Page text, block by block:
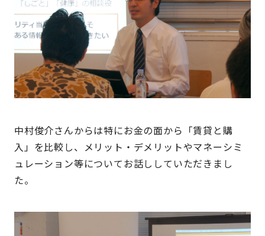
中村俊介さんからは特にお金の面から「賃貸と購
入」を比較し、メリット・デメリットやマネーシミ
ュレーション等についてお話ししていただきまし
た。